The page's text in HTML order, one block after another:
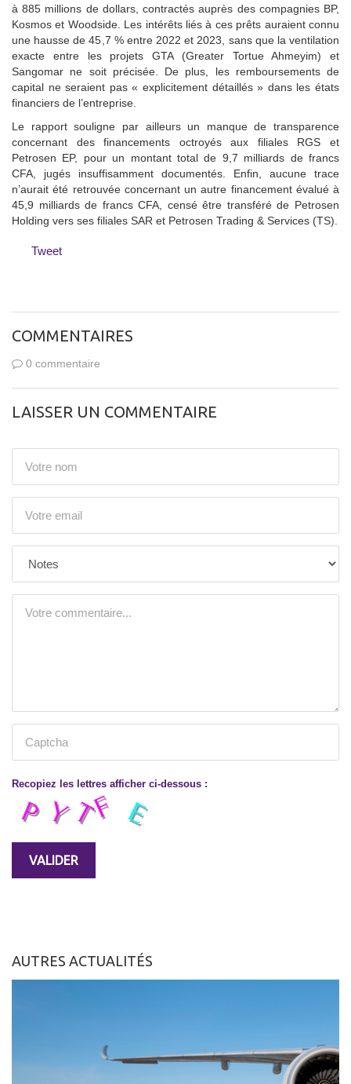
à 885 millions de dollars, contractés auprès des compagnies BP,
Kosmos et Woodside. Les intérêts liés à ces prêts auraient connu
une hausse de 45,7 % entre 2022 et 2023, sans que la ventilation
exacte entre les projets GTA (Greater Tortue Ahmeyim) et
Sangomar ne soit précisée. De plus, les remboursements de
capital ne seraient pas « explicitement détaillés » dans les états
financiers de l’entreprise.
Le rapport souligne par ailleurs un manque de transparence
concernant des financements octroyés aux filiales RGS et
Petrosen EP, pour un montant total de 9,7 milliards de francs
CFA, jugés insuffisamment documentés. Enfin, aucune trace
n’aurait été retrouvée concernant un autre financement évalué à
45,9 milliards de francs CFA, censé être transféré de Petrosen
Holding vers ses filiales SAR et Petrosen Trading & Services (TS).
Tweet
COMMENTAIRES
0 commentaire
LAISSER UN COMMENTAIRE
Recopiez les lettres afficher ci-dessous :
AUTRES ACTUALITÉS